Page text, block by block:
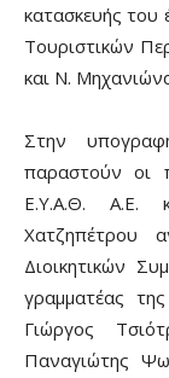
κατασκευής
Τουριστικών
και Ν.
Στην
παραστούν οι
Ε.Υ.Α.Θ. Α.Ε.
Χατζηπέτρου
Διοικητικών
γραμματέας
Γιώργος
Παναγιώτης